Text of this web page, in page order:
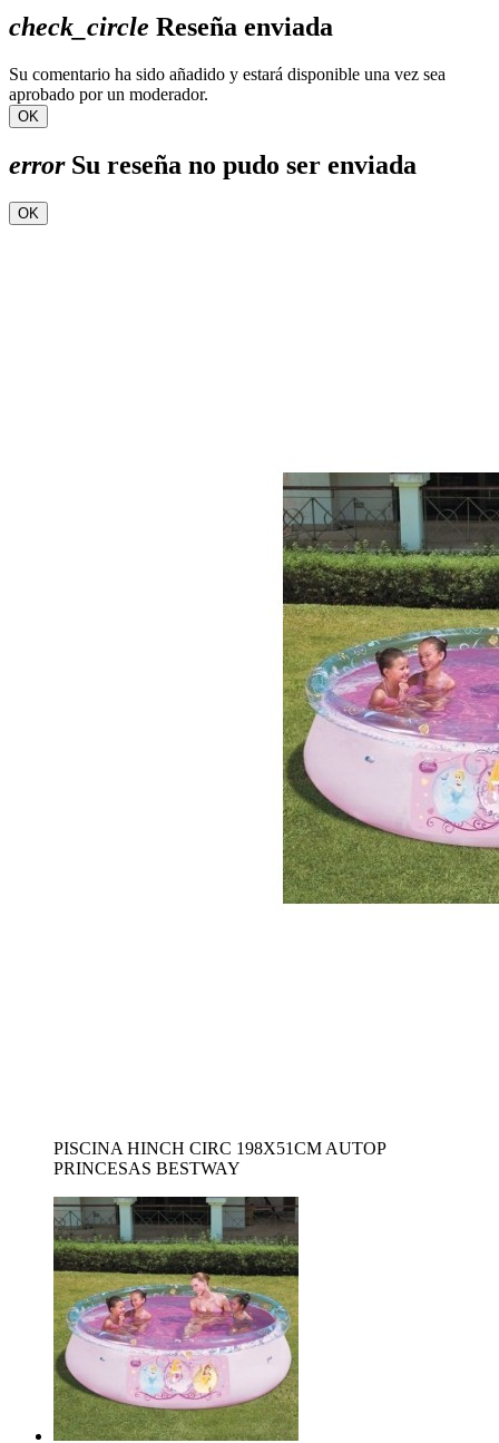
check_circle Reseña enviada
Su comentario ha sido añadido y estará disponible una vez sea
aprobado por un moderador.
OK
errorSu reseña no pudo ser enviada
OK
PISCINA HINCH CIRC 198X51CM AUTOP
PRINCESAS BESTWAY